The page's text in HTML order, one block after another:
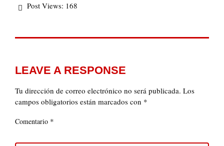
Post Views: 168
LEAVE A RESPONSE
Tu dirección de correo electrónico no será publicada. Los
campos obligatorios están marcados con *
Comentario *